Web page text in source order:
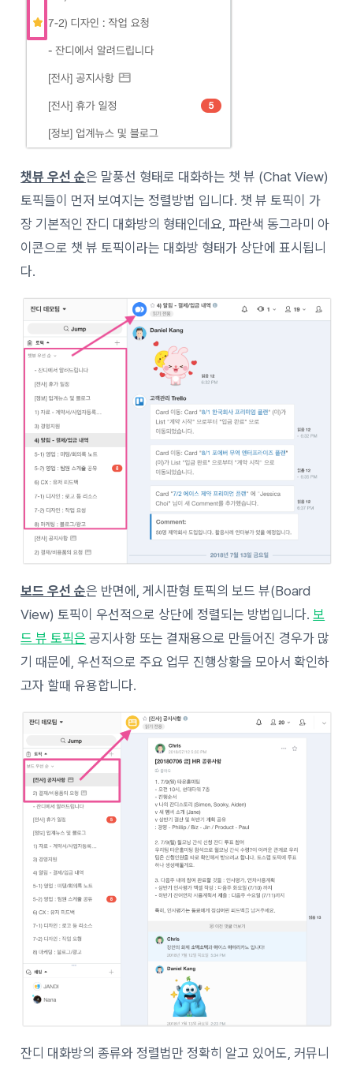
챗뷰 우선 순은 말풍선 형태로 대화하는 챗 뷰 (Chat View)
토픽들이 먼저 보여지는 정렬방법 입니다. 챗 뷰 토픽이 가
장 기본적인 잔디 대화방의 형태인데요, 파란색 동그라미 아
이콘으로 챗 뷰 토픽이라는 대화방 형태가 상단에 표시됩니
다.
보드 우선 순은 반면에, 게시판형 토픽의 보드 뷰(Board
View) 토픽이 우선적으로 상단에 정렬되는 방법입니다.보
드 뷰 토픽은 공지사항 또는 결재용으로 만들어진 경우가 많
기 때문에, 우선적으로 주요 업무 진행상황을 모아서 확인하
고자 할때 유용합니다.
잔디 대화방의 종류와 정렬법만 정확히 알고 있어도, 커뮤니